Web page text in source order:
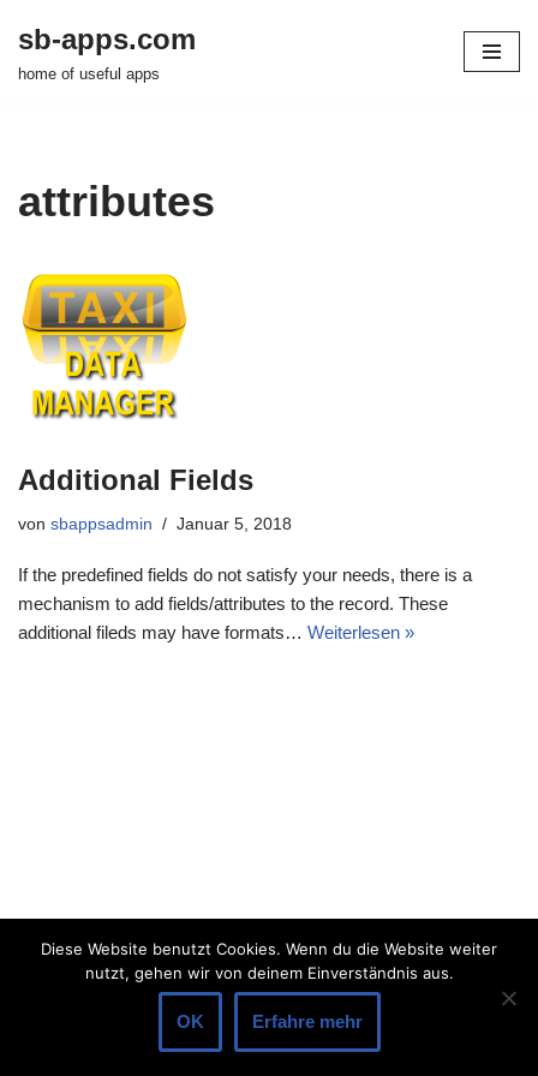
Zum
sb-apps.com
home of useful apps
attributes
Additional Fields
von sbappsadmin Januar 5, 2018
If the predefined fields do not satisfy your needs, there is a
mechanism to add fields/attributes to the record. These
additional fileds may have formats… Weiterlesen »
| Präsentiert vonWordPress
Diese Website benutzt Cookies. Wenn du die Website weiter
nutzt, gehen wir von deinem Einverständnis aus.
OK Erfahre mehr